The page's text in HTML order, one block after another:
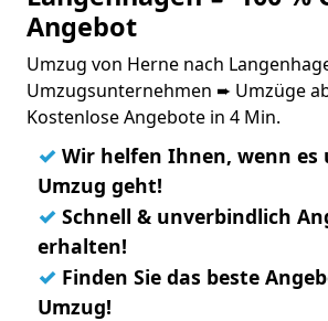
Angebot
Umzug von Herne nach
Umzugsunternehmen ➨ Umzüge
Kostenlose Angebote in 4 Min.
✓ Wir helfen Ihnen, wenn es
Umzug geht!
✓ Schnell & unverbindlich
erhalten!
✓ Finden Sie das beste
Umzug!